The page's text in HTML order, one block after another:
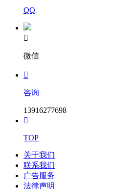
QQ

微信

咨询
13916277698

TOP
关于我们
联系我们
广告服务
法律声明